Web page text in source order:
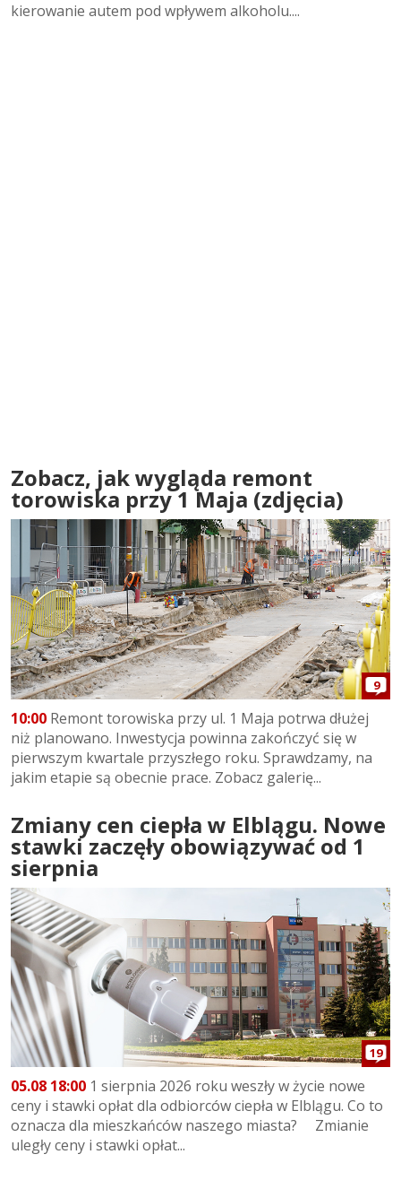
kierowanie autem pod wpływem alkoholu....
Zobacz, jak wygląda remont
torowiska przy 1 Maja (zdjęcia)
9
10:00 Remont torowiska przy ul. 1 Maja potrwa dłużej
niż planowano. Inwestycja powinna zakończyć się w
pierwszym kwartale przyszłego roku. Sprawdzamy, na
jakim etapie są obecnie prace. Zobacz galerię...
Zmiany cen ciepła w Elblągu. Nowe
stawki zaczęły obowiązywać od 1
sierpnia
19
05.08 18:00 1 sierpnia 2026 roku weszły w życie nowe
ceny i stawki opłat dla odbiorców ciepła w Elblągu. Co to
oznacza dla mieszkańców naszego miasta? Zmianie
uległy ceny i stawki opłat...